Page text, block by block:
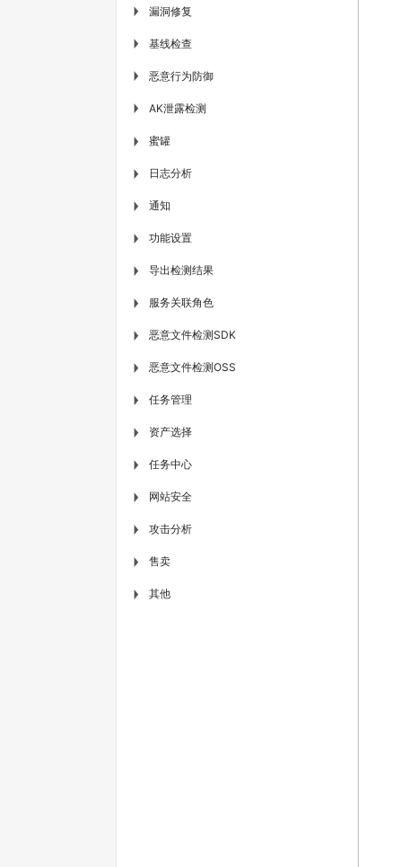
▶ 漏洞修复
▶ 基线检查
▶ 恶意行为防御
▶ AK泄露检测
▶ 蜜罐
▶ 日志分析
▶ 通知
▶ 功能设置
▶ 导出检测结果
▶ 服务关联角色
▶ 恶意文件检测SDK
▶ 恶意文件检测OSS
▶ 任务管理
▶ 资产选择
▶ 任务中心
▶ 网站安全
▶ 攻击分析
▶ 售卖
▶ 其他